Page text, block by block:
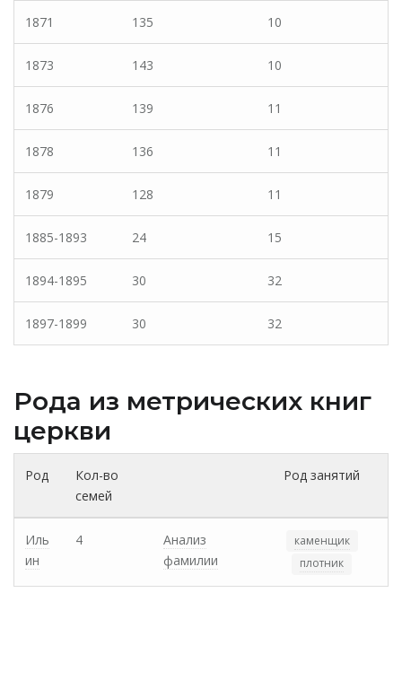
1871 135 10
1873 143 10
1876 139 11
1878 136 11
1879 128 11
1885-1893 24 15
1894-1895 30 32
1897-1899 30 32
Рода из метрических книг
церкви
Род
Кол-во
семей
Род занятий
Иль
ин
4
Анализ
фамилии
каменщик
плотник